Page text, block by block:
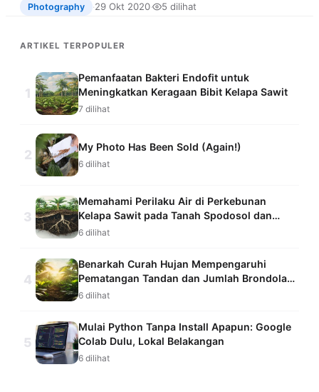
Photography ·29 Okt 2020· 5 dilihat
ARTIKEL TERPOPULER
1
Pemanfaatan Bakteri Endofit untuk
Meningkatkan Keragaan Bibit Kelapa Sawit
7 dilihat
2
My Photo Has Been Sold (Again!)
6 dilihat
3
Memahami Perilaku Air di Perkebunan
Kelapa Sawit pada Tanah Spodosol dan
Ultisol dengan Sistem Pemantauan
6 dilihat
4
Benarkah Curah Hujan Mempengaruhi
Pematangan Tandan dan Jumlah Brondolan
Kelapa Sawit yang Jatuh?
6 dilihat
5
Mulai Python Tanpa Install Apapun: Google
Colab Dulu, Lokal Belakangan
6 dilihat